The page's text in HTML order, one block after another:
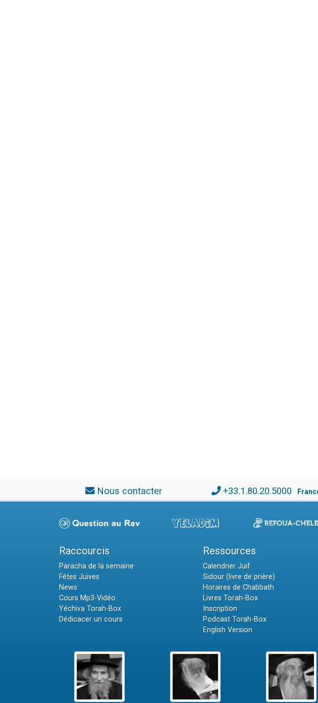
Nous contacter +33.1.80.20.5000
Raccourcis
Paracha de la semaine
Fêtes Juives
News
Cours Mp3-Vidéo
Yéchiva Torah-Box
Dédicacer un cours
Ressources
Calendrier Juif
Sidour (livre de prière)
Horaires de Chabbath
Livres Torah-Box
Inscription
Podcast Torah-Box
English Version